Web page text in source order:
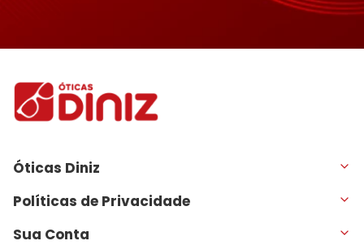
Óticas Diniz
Políticas de Privacidade
Sua Conta